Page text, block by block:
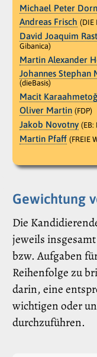
Michael Peter
Andreas Frisch (DIE
David Joaquim
Gibanica)
Martin Alexander
Johannes Stephan
(dieBasis)
Macit
Oliver Martin (FDP)
Jakob Novotny (EB:
Martin Pfaff (FREIE
Gewichtung
Die
jeweils
bzw. Aufgaben
Reihenfolge zu
darin, eine
wichtigen oder
durchzuführen.